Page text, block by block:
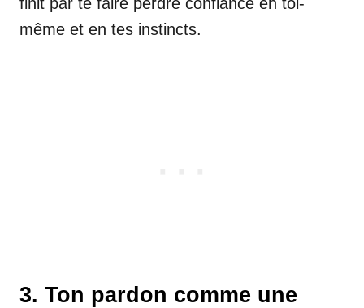
même et en tes instincts.
3. Ton pardon comme une